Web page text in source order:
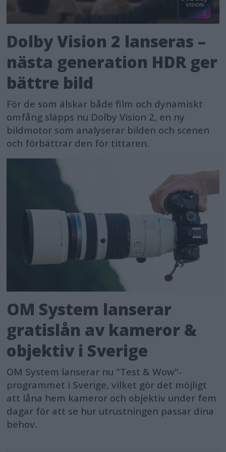
Dolby Vision 2 lanseras –
nästa generation HDR ger
bättre bild
För de som älskar både film och dynamiskt
omfång släpps nu Dolby Vision 2, en ny
bildmotor som analyserar bilden och scenen
och förbättrar den för tittaren.
OM System lanserar
gratislån av kameror &
objektiv i Sverige
OM System lanserar nu "Test & Wow"-
programmet i Sverige, vilket gör det möjligt
att låna hem kameror och objektiv under fem
dagar för att se hur utrustningen passar dina
behov.